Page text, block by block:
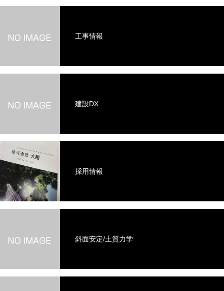
工事情報
建設DX
採用情報
斜面安定/土質力学